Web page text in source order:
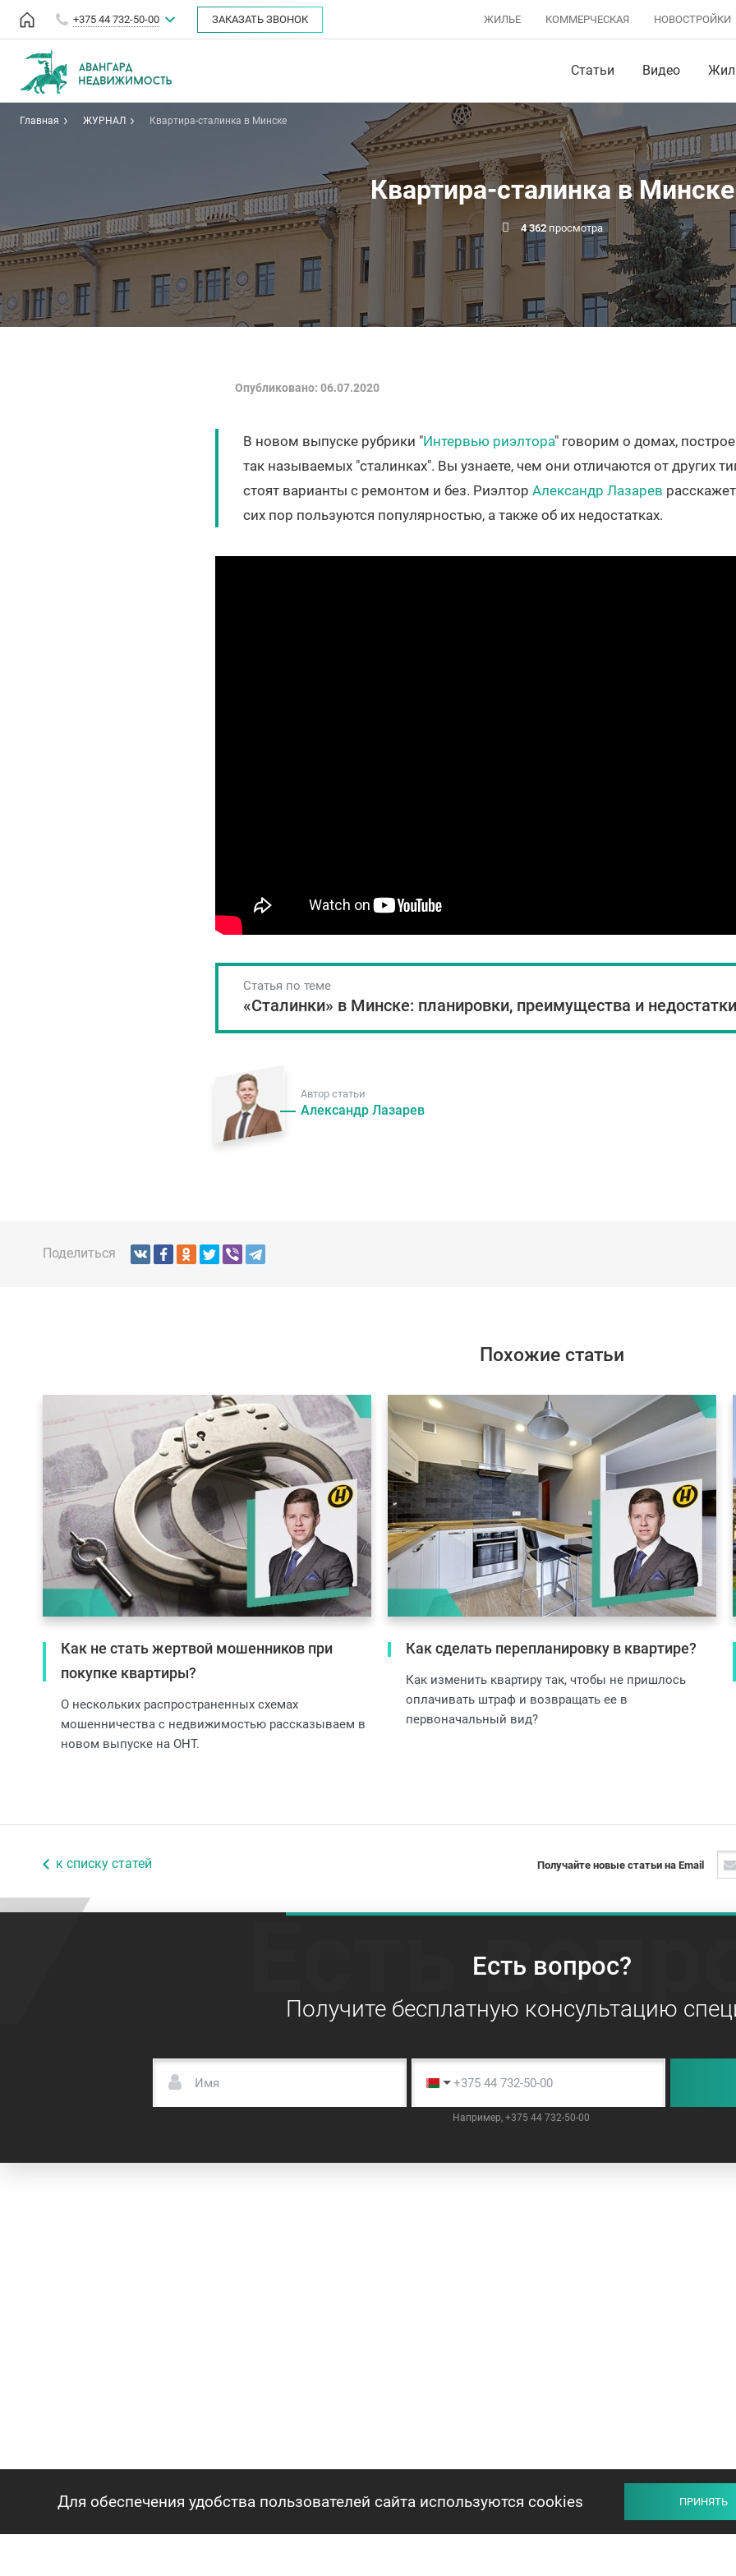
+375 44 732-50-00 ЗАКАЗАТЬ ЗВОНОК ЖИЛЬЕ КОММЕРЧЕСКАЯ НОВОСТРОЙКИ
Статьи Видео
Главная ЖУРНАЛ Квартира-сталинка в Минске
Квартира-сталинка в Минске
4 362просмотра
Опубликовано: 06.07.2020
В новом выпуске рубрики "Интервью риэлтора" говорим о домах,
так называемых "сталинках". Вы узнаете, чем они отличаются от других
стоят варианты с ремонтом и без. Риэлтор Александр Лазарев
сих пор пользуются популярностью, а также об их недостатках.
Статья по теме
«Сталинки» в Минске: планировки, преимущества и недостатки
Автор статьи
Александр Лазарев
Поделиться
Похожие статьи
Как не стать жертвой мошенников при
покупке квартиры?
О нескольких распространенных схемах
мошенничества с недвижимостью рассказываем в
новом выпуске на ОНТ.
Как сделать перепланировку в квартире?
Как изменить квартиру так, чтобы не пришлось
оплачивать штраф и возвращать ее в
первоначальный вид?
к списку статей Получайте новые статьи на Email
Есть вопрос?
Есть
Получите бесплатную консультацию
Например, +375 44 732-50-00
Для обеспечения удобства пользователей сайта используются cookies ПРИНЯТЬ